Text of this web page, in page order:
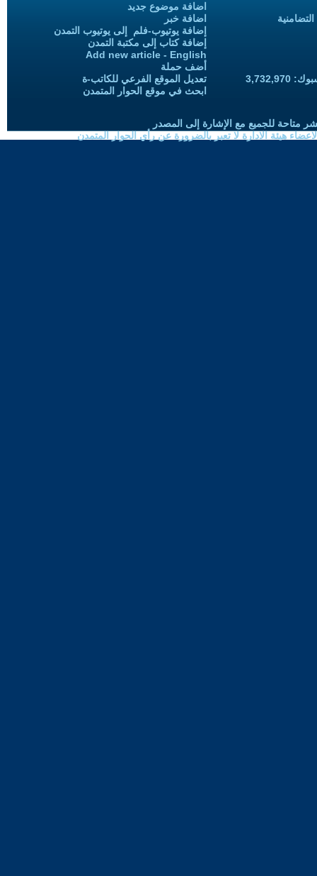
اضافة موضوع جديد
اضافة خبر
إضافة يوتيوب-فلم إلى يوتيوب التمدن
إضافة كتاب إلى مكتبة التمدن
Add new article - English
أضف حملة
تعديل الموقع الفرعي للكاتب-ة
ابحث في موقع الحوار المتمدن
متاحة للجميع مع الإشارة إلى المصدر
هيئة الادارة لا تعبر بالضرورة عن رأي الحوار المتمدن